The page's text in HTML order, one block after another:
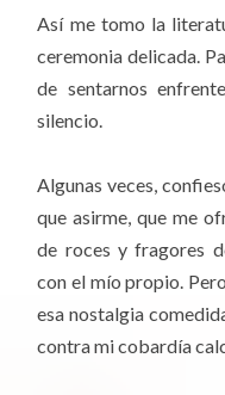
Así me tomo la
ceremonia delicada.
de sentarnos
silencio.
Algunas veces,
que asirme, que me
de roces y fragores
con el mío propio.
esa nostalgia
contra mi cobardía